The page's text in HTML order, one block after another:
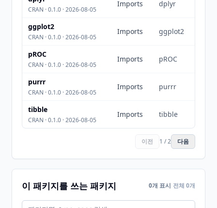
CRAN · 0.1.0 · 2026-08-05
Imports dplyr
ggplot2
CRAN · 0.1.0 · 2026-08-05
Imports ggplot2
pROC
CRAN · 0.1.0 · 2026-08-05
Imports pROC
purrr
CRAN · 0.1.0 · 2026-08-05
Imports purrr
tibble
CRAN · 0.1.0 · 2026-08-05
Imports tibble
이전 1 / 2 다음
이 패키지를 쓰는 패키지 0개 표시 전체 0개